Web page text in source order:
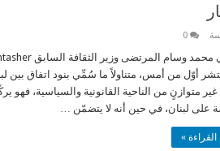
0
أوّل من أمس، متناولاً ما سُمِّي بنود اتفاق بين
غير متوازنٍ من الناحية القانونية والسياسية،
على لبنان، في حين أنه لا يتضمّن …
»